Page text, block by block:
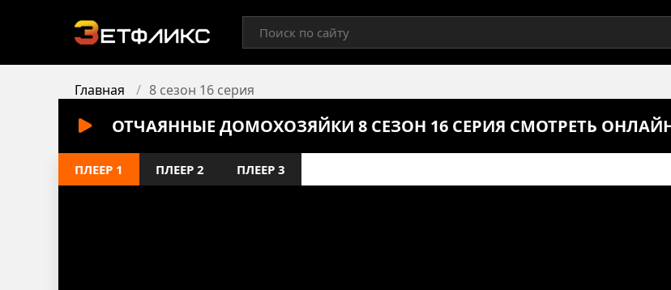
Главная 8 сезон 16 серия
ОТЧАЯННЫЕ ДОМОХОЗЯЙКИ 8 СЕЗОН 16 СЕРИЯ СМОТРЕТЬ
ПЛЕЕР 1 ПЛЕЕР 2 ПЛЕЕР 3